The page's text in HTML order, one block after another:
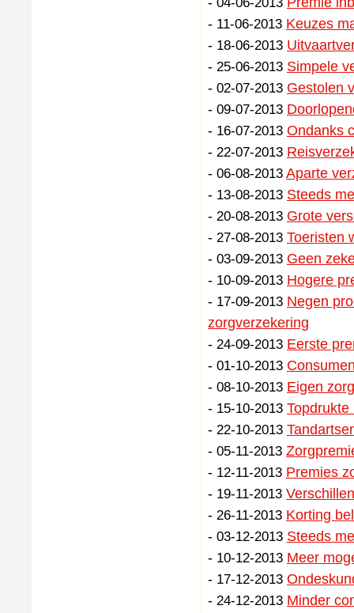
- 11-06-2013 Keuzes
- 18-06-2013
- 25-06-2013 Simpele
- 02-07-2013 Gestolen
- 09-07-2013
- 16-07-2013 Ondanks
- 22-07-2013
- 06-08-2013 Aparte
- 13-08-2013 Steeds
- 20-08-2013 Grote
- 27-08-2013 Toeristen
- 03-09-2013 Geen
- 10-09-2013 Hogere
- 17-09-2013 Negen
zorgverzekering
- 24-09-2013 Eerste
- 01-10-2013
- 08-10-2013 Eigen
- 15-10-2013
- 22-10-2013
- 05-11-2013
- 12-11-2013 Premies
- 19-11-2013
- 26-11-2013 Korting
- 03-12-2013 Steeds
- 10-12-2013 Meer
- 17-12-2013
- 24-12-2013 Minder